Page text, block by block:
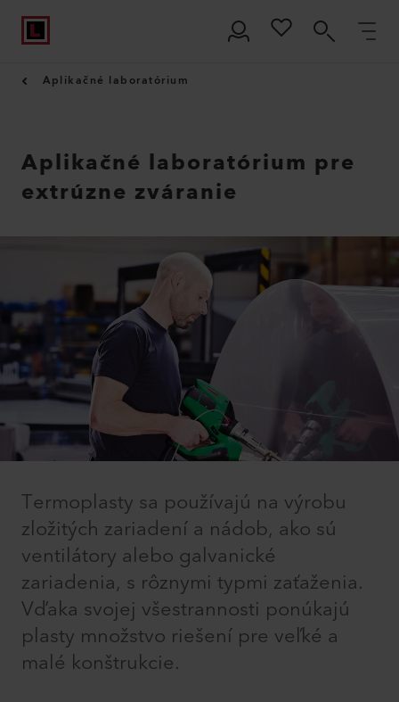
Aplikačné laboratórium
Aplikačné laboratórium pre
extrúzne zváranie
Termoplasty sa používajú na výrobu
zložitých zariadení a nádob, ako sú
ventilátory alebo galvanické
zariadenia, s rôznymi typmi zaťaženia.
Vďaka svojej všestrannosti ponúkajú
plasty množstvo riešení pre veľké a
malé konštrukcie.